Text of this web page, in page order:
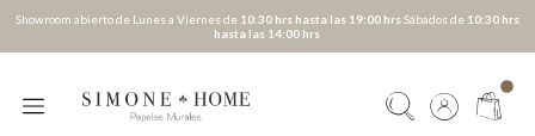
Showroom abierto de Lunes a Viernes de 10:30 hrs hasta las 19:00 hrsSábados de 10:30 hrs
hasta las 14:00 hrs